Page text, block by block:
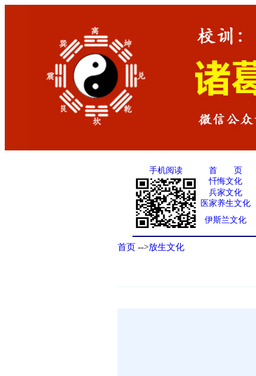
手机阅读 首 页
忏悔文化
兵家文化
医家养生文化
伊斯兰文化
首页 -->放生文化